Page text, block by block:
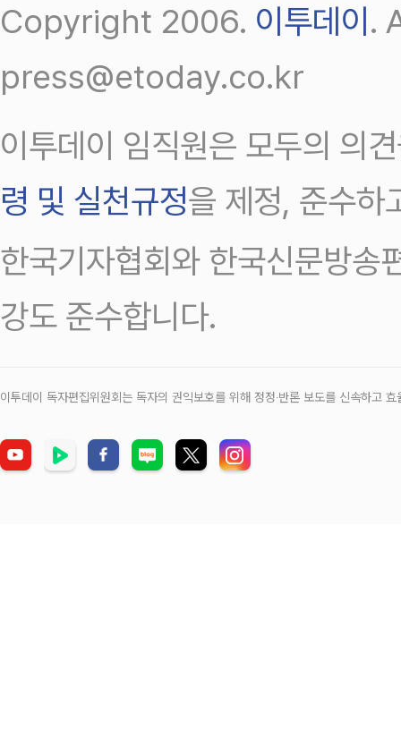
Copyright 2006. 이투데이 .
press@etoday.co.kr
이투데이 임직원은 모두의 의
령 및 실천규정을 제정, 준수하
한국기자협회와 한국신문방송
강도 준수합니다.
이투데이 독자편집위원회는 독자의 권익보호를 위해 정정‧반론 보도를 신속하고